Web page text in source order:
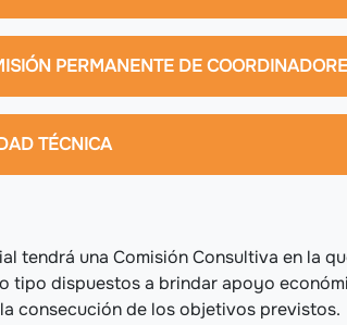
PERMANENTE DE
TÉCNICA
tendrá una Comisión Consultiva en la
tipo dispuestos a brindar apoyo
consecución de los objetivos previstos.